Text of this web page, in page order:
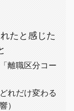
たと感じた
離職区分コー
れだけ変わる
）